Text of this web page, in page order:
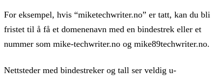
For eksempel, hvis “miketechwriter.no” er tatt, kan du bli
fristet til å få et domenenavn med en bindestrek eller et
nummer som mike-techwriter.no og mike89techwriter.no.
Nettsteder med bindestreker og tall ser veldig u-